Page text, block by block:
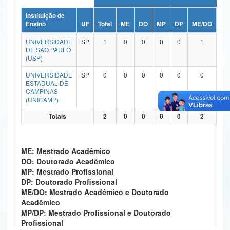
Ministério da Ciência, Tecnologia, Inovações e Comunicações
Ministério do Meio Ambiente
Ministério do Turismo
Ministério do Desenvolvimento Regional
Controladoria-Geral da União
Ministério da Mulher, da Família e dos Direitos Humanos
Secretaria de Governo
Gabinete de Segurança Institucional
Advocacia-Geral da União
Banco Central do Brasil
Instituição de
Ensino
UF Total ME DO MP DP ME/DO
UNIVERSIDADE
DE SÃO PAULO
(USP)
SP 1 0 0 0 0 1
UNIVERSIDADE
ESTADUAL DE
CAMPINAS
(UNICAMP)
SP 0 0 0 0 0 0
Totais 2 0 0 0 0 2
ME: Mestrado Acadêmico
DO: Doutorado Acadêmico
MP: Mestrado Profissional
DP: Doutorado Profissional
ME/DO: Mestrado Acadêmico e Doutorado
Acadêmico
MP/DP: Mestrado Profissional e Doutorado
Profissional